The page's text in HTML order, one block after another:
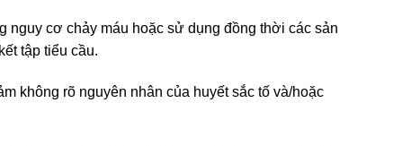
nguy cơ chảy máu hoặc sử dụng đồng thời các sản
tập tiểu cầu.
không rõ nguyên nhân của huyết sắc tố và/hoặc